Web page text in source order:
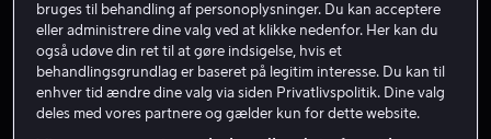
Geoffrey Palmer
bruges til behandling af personoplysninger. Du kan acceptere
eller administrere dine valg ved at klikke nedenfor. Her kan du
også udøve din ret til at gøre indsigelse, hvis et
behandlingsgrundlag er baseret på legitim interesse. Du kan til
enhver tid ændre dine valg via siden Privatlivspolitik. Dine valg
deles med vores partnere og gælder kun for dette website.